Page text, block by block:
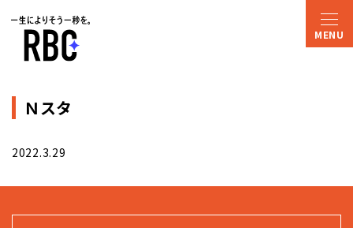
Ｎスタ
2022.3.29